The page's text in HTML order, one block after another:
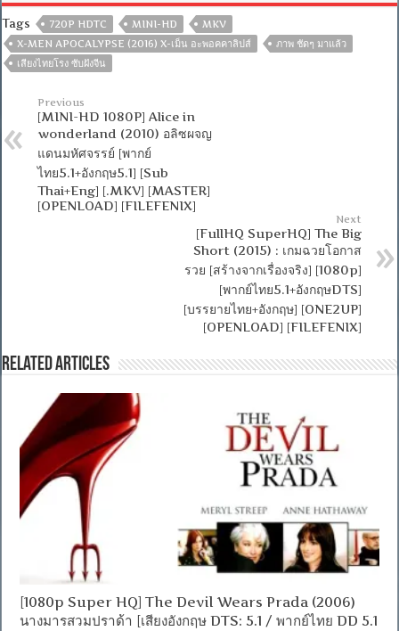
Tags 720P HDTC MINI-HD
MKV
X-MEN APOCALYPSE (2016) X-เม็น อะพอคคาลิปส์
ภาพ ชัดๆ มาแล้ว
เสียงไทยโรง ซับฝังจีน
Previous
[MINI-HD 1080P] Alice in
wonderland (2010) อลิซผจญ
แดนมหัศจรรย์ [พากย์
ไทย5.1+อังกฤษ5.1] [Sub
Thai+Eng] [.MKV] [MASTER]
[OPENLOAD] [FILEFENIX]
Next
[FullHQ SuperHQ] The Big
Short (2015) : เกมฉวยโอกาส
รวย [สร้างจากเรื่องจริง] [1080p]
[พากย์ไทย5.1+อังกฤษDTS]
[บรรยายไทย+อังกฤษ] [ONE2UP]
[OPENLOAD] [FILEFENIX]
Related Articles
[1080p Super HQ] The Devil Wears Prada (2006)
นางมารสวมปราด้า [เสียงอังกฤษ DTS: 5.1 / พากย์ไทย DD 5.1